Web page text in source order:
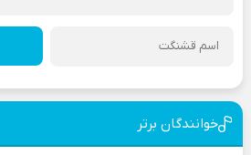
خوانندگان برتر